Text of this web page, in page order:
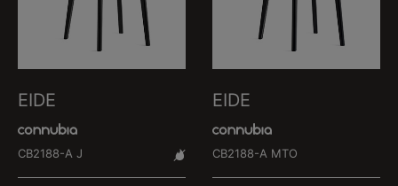
EIDE
CB2188-A J
EIDE
CB2188-A MTO